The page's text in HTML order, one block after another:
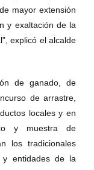
mayor extensión
y exaltación de la
explicó el alcalde
de ganado, de
de arrastre,
locales y en
y muestra de
los tradicionales
y entidades de la